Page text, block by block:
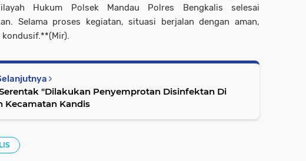
Hukum Polsek Mandau Polres Bengkalis selesai
Selama proses kegiatan, situasi berjalan dengan aman,
kondusif.**(Mir).
"Dilakukan Penyemprotan Disinfektan Di
Kecamatan Kandis